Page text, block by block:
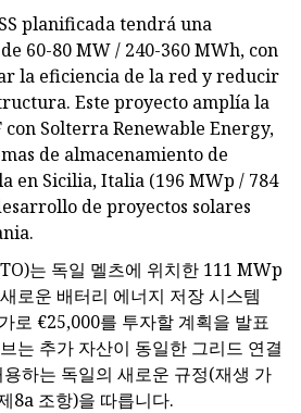
planificada tendrá una
60-80 MW / 240-360 MWh, con
la eficiencia de la red y reducir
Este proyecto amplía la
con Solterra Renewable Energy,
de almacenamiento de
en Sicilia, Italia (196 MWp / 784
de proyectos solares
는 독일 멜츠에 위치한 111 MWp
로운 배터리 에너지 저장 시스템
로 €25,000를 투자할 계획을 발표
는 추가 자산이 동일한 그리드 연결
하는 독일의 새로운 규정(재생 가
8a 조항)을 따릅니다.